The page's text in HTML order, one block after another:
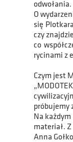
odwołania.
O
się
czy
co
rycinami z
Czym jest
próbujemy
Na
materiał.
Anna